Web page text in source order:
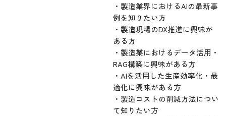
・製造業界におけるAIの最新事
例を知りたい方
・製造現場のDX推進に興味が
ある方
・製造業におけるデータ活用・
RAG構築に興味がある方
・AIを活用した生産効率化・最
適化に興味がある方
・製造コストの削減方法につい
て知りたい方